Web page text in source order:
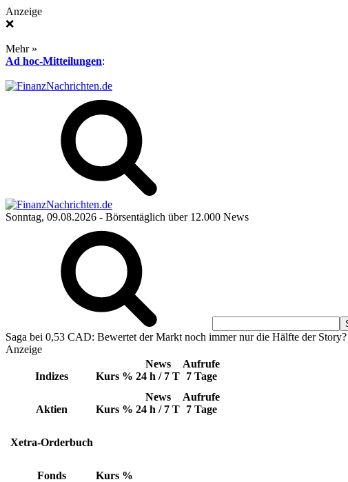
Anzeige
❌
Mehr »
Ad hoc-Mitteilungen:
Sonntag, 09.08.2026 - Börsentäglich über 12.000 News
Saga bei 0,53 CAD: Bewertet der Markt noch immer nur die Hälfte der Story?
Anzeige
Indizes Kurs %
News
24 h / 7 T
Aufrufe
7 Tage
Aktien Kurs %
News
24 h / 7 T
Aufrufe
7 Tage
Xetra-Orderbuch
Fonds Kurs %